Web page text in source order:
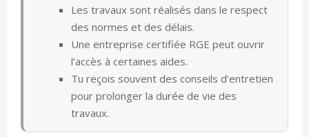
Les travaux sont réalisés dans le respect
des normes et des délais.
Une entreprise certifiée RGE peut ouvrir
l’accès à certaines aides.
Tu reçois souvent des conseils d’entretien
pour prolonger la durée de vie des
travaux.